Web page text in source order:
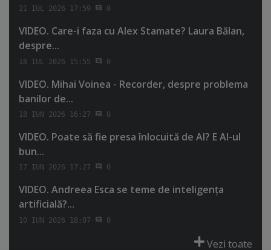
21 IUL 2026 17:59 0
VIDEO. Care-i faza cu Alex Stamate? Laura Bălan,
despre...
18 IUL 2026 15:55 0
VIDEO. Mihai Voinea - Recorder, despre problema
banilor de...
18 IUN 2026 16:27 0
VIDEO. Poate să fie presa înlocuită de AI? E AI-ul
bun...
17 IUN 2026 17:27 0
VIDEO. Andreea Esca se teme de inteligenţa
artificială?...
10 IUN 2026 18:07 0
Vezi toate